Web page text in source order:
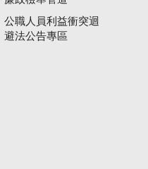
公職人員利益衝突迴
避法公告專區